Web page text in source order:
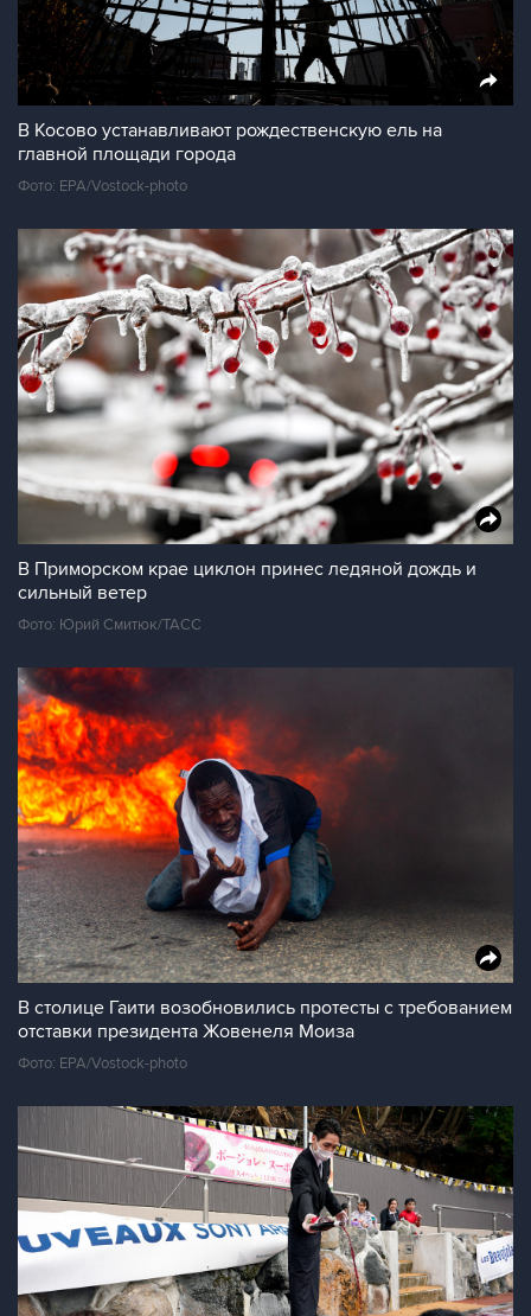
В Косово устанавливают рождественскую ель на
главной площади города
Фото: EPA/Vostock-photo
В Приморском крае циклон принес ледяной дождь и
сильный ветер
Фото: Юрий Смитюк/ТАСС
В столице Гаити возобновились протесты с требованием
отставки президента Жовенеля Моиза
Фото: EPA/Vostock-photo